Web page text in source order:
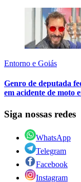
Entorno e Goiás
Genro de deputada
em acidente de moto
Siga nossas redes
WhatsApp
Telegram
Facebook
Instagram